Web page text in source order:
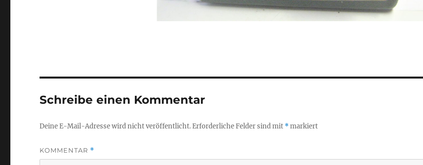
Schreibe einen Kommentar
Deine E-Mail-Adresse wird nicht veröffentlicht.Erforderliche Felder sind mit *markiert
KOMMENTAR *